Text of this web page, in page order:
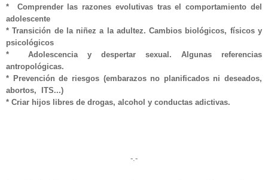
* Comprender las razones evolutivas tras el comportamiento del
adolescente
*Transición de la niñez a la adultez. Cambios biológicos, físicos y
psicológicos
* Adolescencia y despertar sexual. Algunas referencias
antropológicas.
* Prevención de riesgos (embarazos no planificados ni deseados,
abortos, ITS...)
* Criar hijos libres de drogas, alcohol y conductas adictivas.
-.-